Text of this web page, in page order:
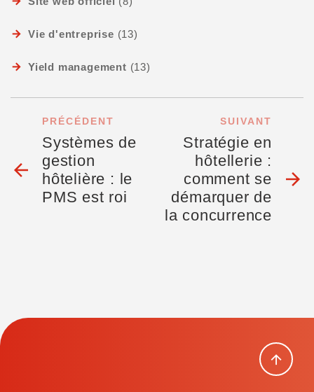
Vie d'entreprise (13)
Yield management (13)
PRÉCÉDENT
arrow_back
Systèmes de
gestion
hôtelière : le
PMS est roi
SUIVANT
Stratégie en
hôtellerie :
comment se
démarquer de
la concurrence
arrow_forward